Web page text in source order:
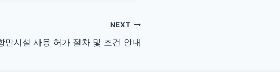
NEXT
만시설 사용 허가 절차 및 조건 안내